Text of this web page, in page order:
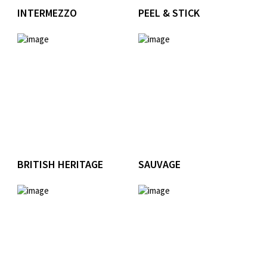
INTERMEZZO PEEL & STICK
BRITISH HERITAGE SAUVAGE